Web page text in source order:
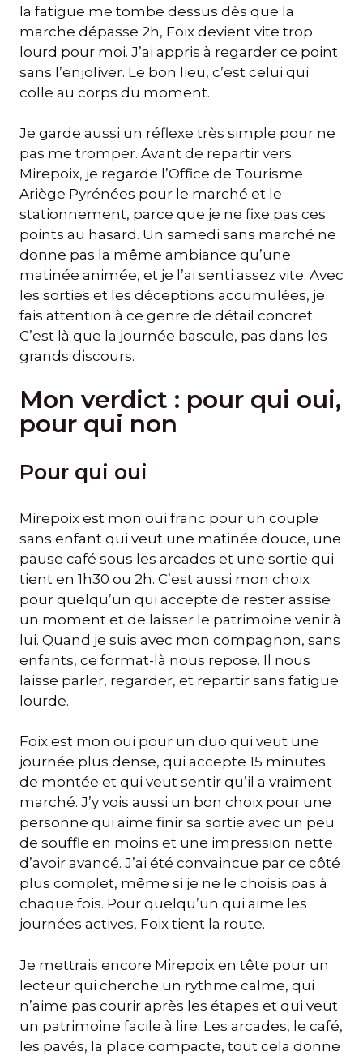
la fatigue me tombe dessus dès que la
marche dépasse 2h, Foix devient vite trop
lourd pour moi. J’ai appris à regarder ce point
sans l’enjoliver. Le bon lieu, c’est celui qui
colle au corps du moment.
Je garde aussi un réflexe très simple pour ne
pas me tromper. Avant de repartir vers
Mirepoix, je regarde l’Office de Tourisme
Ariège Pyrénées pour le marché et le
stationnement, parce que je ne fixe pas ces
points au hasard. Un samedi sans marché ne
donne pas la même ambiance qu’une
matinée animée, et je l’ai senti assez vite. Avec
les sorties et les déceptions accumulées, je
fais attention à ce genre de détail concret.
C’est là que la journée bascule, pas dans les
grands discours.
Mon verdict : pour qui oui,
pour qui non
Pour qui oui
Mirepoix est mon oui franc pour un couple
sans enfant qui veut une matinée douce, une
pause café sous les arcades et une sortie qui
tient en 1h30 ou 2h. C’est aussi mon choix
pour quelqu’un qui accepte de rester assise
un moment et de laisser le patrimoine venir à
lui. Quand je suis avec mon compagnon, sans
enfants, ce format-là nous repose. Il nous
laisse parler, regarder, et repartir sans fatigue
lourde.
Foix est mon oui pour un duo qui veut une
journée plus dense, qui accepte 15 minutes
de montée et qui veut sentir qu’il a vraiment
marché. J’y vois aussi un bon choix pour une
personne qui aime finir sa sortie avec un peu
de souffle en moins et une impression nette
d’avoir avancé. J’ai été convaincue par ce côté
plus complet, même si je ne le choisis pas à
chaque fois. Pour quelqu’un qui aime les
journées actives, Foix tient la route.
Je mettrais encore Mirepoix en tête pour un
lecteur qui cherche un rythme calme, qui
n’aime pas courir après les étapes et qui veut
un patrimoine facile à lire. Les arcades, le café,
les pavés, la place compacte, tout cela donne